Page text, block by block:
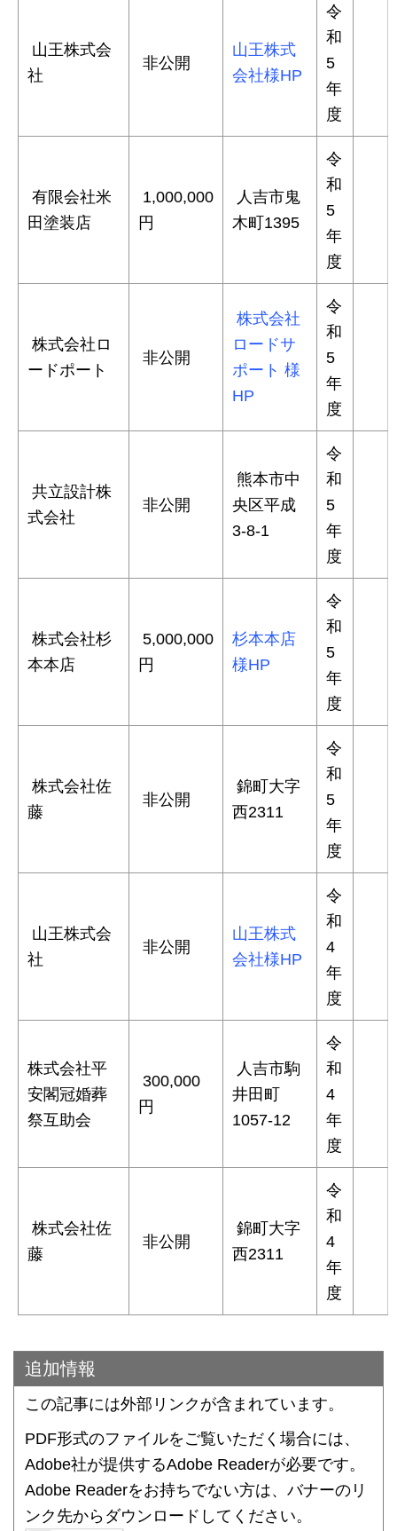
山王株式会
社
非公開
山王株式
会社様HP
令
和
5
年
度
有限会社米
田塗装店
1,000,000
円
人吉市鬼
木町1395
令
和
5
年
度
株式会社ロ
ードポート
非公開
株式会社
ロードサ
ポート 様
HP
令
和
5
年
度
共立設計株
式会社
非公開
熊本市中
央区平成
3-8-1
令
和
5
年
度
株式会社杉
本本店
5,000,000
円
杉本本店
様HP
令
和
5
年
度
株式会社佐
藤
非公開
錦町大字
西2311
令
和
5
年
度
山王株式会
社
非公開
山王株式
会社様HP
令
和
4
年
度
株式会社平
安閣冠婚葬
祭互助会
300,000
円
人吉市駒
井田町
1057-12
令
和
4
年
度
株式会社佐
藤
非公開
錦町大字
西2311
令
和
4
年
度
追加情報
この記事には外部リンクが含まれています。
PDF形式のファイルをご覧いただく場合には、
Adobe社が提供するAdobe Readerが必要です。
Adobe Readerをお持ちでない方は、バナーのリ
ンク先からダウンロードしてください。